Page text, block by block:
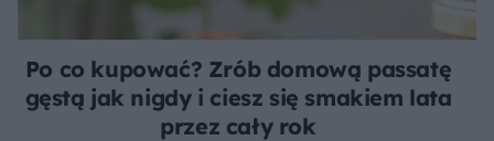
Po co kupować? Zrób domową passatę
gęstą jak nigdy i ciesz się smakiem lata
przez cały rok